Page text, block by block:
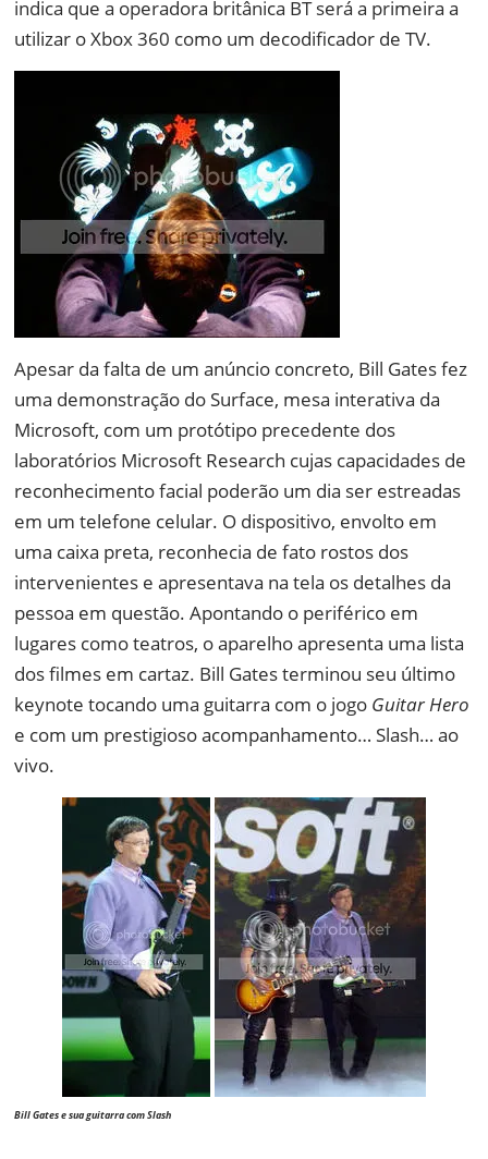
indica que a operadora britânica BT será a primeira a
utilizar o Xbox 360 como um decodificador de TV.
Apesar da falta de um anúncio concreto, Bill Gates fez
uma demonstração do Surface, mesa interativa da
Microsoft, com um protótipo precedente dos
laboratórios Microsoft Research cujas capacidades de
reconhecimento facial poderão um dia ser estreadas
em um telefone celular. O dispositivo, envolto em
uma caixa preta, reconhecia de fato rostos dos
intervenientes e apresentava na tela os detalhes da
pessoa em questão. Apontando o periférico em
lugares como teatros, o aparelho apresenta uma lista
dos filmes em cartaz. Bill Gates terminou seu último
keynote tocando uma guitarra com o jogo Guitar Hero
e com um prestigioso acompanhamento… Slash… ao
vivo.
Bill Gates e sua guitarra com Slash